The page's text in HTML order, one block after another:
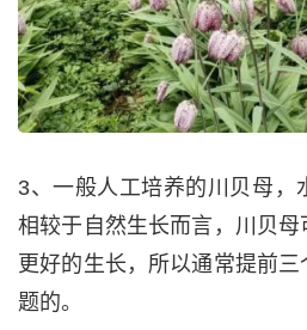
3、一般人工培养的川贝母，
相较于自然生长而言，川贝母
更好的生长，所以通常提前三
题的。